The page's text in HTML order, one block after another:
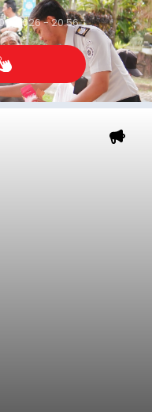
2026 - 20:56